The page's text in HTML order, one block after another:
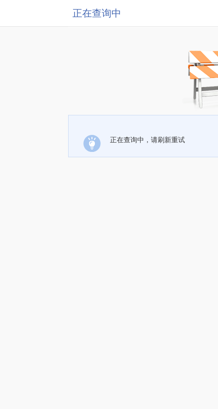
正在查询中
正在查询中，请刷新重试